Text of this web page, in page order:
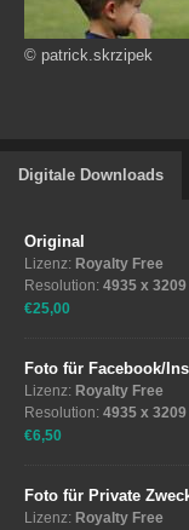
© patrick.skrzipek
Digitale Downloads
Original
Lizenz: Royalty Free
Resolution: 4935 x
€25,00
Foto für Facebook/
Lizenz: Royalty Free
Resolution: 4935 x
€6,50
Foto für Private
Lizenz: Royalty Free